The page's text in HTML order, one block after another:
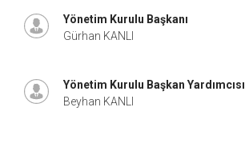
Yönetim Kurulu Başkanı
Gürhan KANLI
Yönetim Kurulu Başkan Yardımcısı
Beyhan KANLI